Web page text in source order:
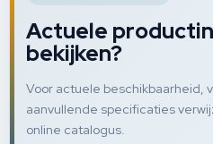
Actuele
bekijken?
Voor actuele beschikbaarheid,
aanvullende specificaties
online catalogus.